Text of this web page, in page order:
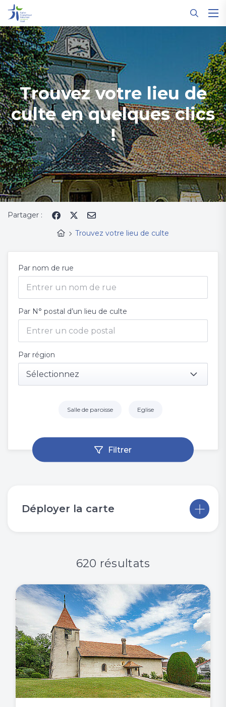
Trouvez votre lieu de
culte en quelques clics
!
Partager :
Trouvez votre lieu de culte
Par nom de rue
Par N° postal d’un lieu de culte
Par région
Sélectionnez
Salle de paroisse Eglise
Filtrer
Déployer la carte
620 résultats
Panneau de gestion des cookies